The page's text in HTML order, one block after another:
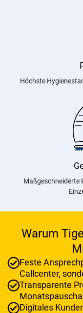
Höchste
Maßgeschneiderte
Warum
Feste
Callcenter,
Transparente
Digitales